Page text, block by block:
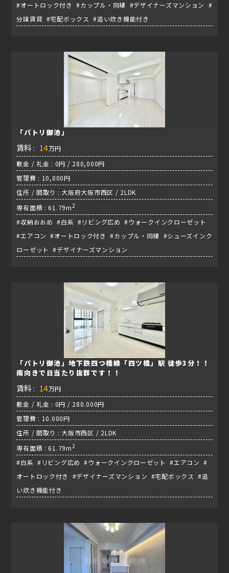
#オートロック付き #カップル・同棲 #デザイナーズマンション #
分譲賃貸 #宅配ボックス #追い炊き機能付き
「パトリ御池」
賃料 : 14万円
敷金 / 礼金 : 0円 / 280,000円
管理費 : 10,000円
住所 / 間取り : 大阪府大阪市西区 / 2LDK
専有面積 : 61.79m2
#収納おおめ #白系 #リビング広め #ウォークインクローゼット
#エアコン #オートロック付き #カップル・同棲 #シューズインク
ローゼット #デザイナーズマンション
「パトリ御池」地下鉄四つ橋線「四ツ橋」駅 徒歩3分！！
南向きで日当たり抜群です！！
賃料 : 14万円
敷金 / 礼金 : 0円 / 280.000円
管理費 : 10.000円
住所 / 間取り : 大阪市西区 / 2LDK
専有面積 : 61.79m2
#白系 #リビング広め #ウォークインクローゼット #エアコン #
オートロック付き #デザイナーズマンション #宅配ボックス #追
い炊き機能付き